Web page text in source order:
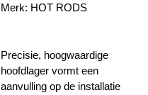
Merk: HOT RODS
Precisie, hoogwaardige
hoofdlager vormt een
aanvulling op de installatie